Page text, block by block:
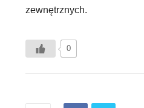
zewnętrznych.
0